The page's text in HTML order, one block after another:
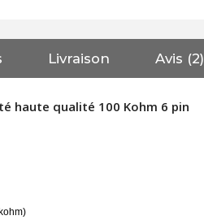
Livraison Avis (2)
haute qualité 100 Kohm 6 pin